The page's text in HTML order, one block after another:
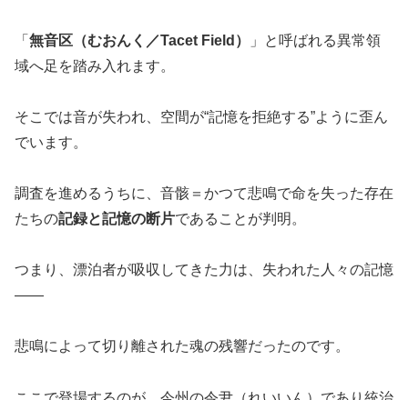
「 無音区（むおんく／Tacet Field）
」と呼ばれる異常領
域へ足を踏み入れます。
そこでは音が失われ、空間が“記憶を拒絶する”ように歪ん
でいます。
調査を進めるうちに、音骸＝かつて悲鳴で命を失った存在
たちの記録と記憶の断片であることが判明。
つまり、漂泊者が吸収してきた力は、失われた人々の記憶
――
悲鳴によって切り離された魂の残響だったのです。